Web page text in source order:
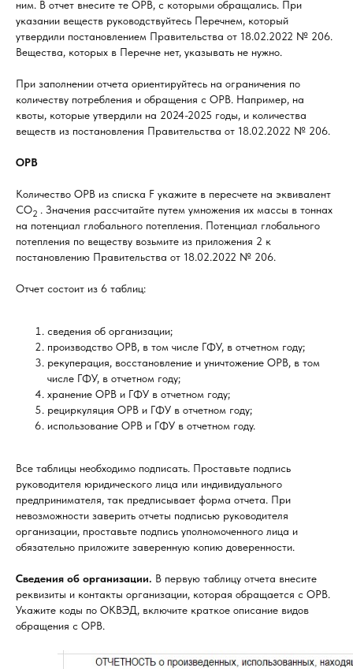
ним. В отчет внесите те ОРВ, с которыми обращались. При
указании веществ руководствуйтесь Перечнем, который
утвердили постановлением Правительства от 18.02.2022 № 206.
Вещества, которых в Перечне нет, указывать не нужно.
При заполнении отчета ориентируйтесь на ограничения по
количеству потребления и обращения с ОРВ. Например, на
квоты, которые утвердили на 2024-2025 годы, и количества
веществ из постановления Правительства от 18.02.2022 № 206.
ОРВ
Количество ОРВ из списка F укажите в пересчете на эквивалент
СО2 . Значения рассчитайте путем умножения их массы в тоннах
на потенциал глобального потепления. Потенциал глобального
потепления по веществу возьмите из приложения 2 к
постановлению Правительства от 18.02.2022 № 206.
Отчет состоит из 6 таблиц:
cведения об организации;
производство ОРВ, в том числе ГФУ, в отчетном году;
рекуперация, восстановление и уничтожение ОРВ, в том
числе ГФУ, в отчетном году;
хранение ОРВ и ГФУ в отчетном году;
рециркуляция ОРВ и ГФУ в отчетном году;
использование ОРВ и ГФУ в отчетном году.
Все таблицы необходимо подписать. Проставьте подпись
руководителя юридического лица или индивидуального
предпринимателя, так предписывает форма отчета. При
невозможности заверить отчеты подписью руководителя
организации, проставьте подпись уполномоченного лица и
обязательно приложите заверенную копию доверенности.
Сведения об организации. В первую таблицу отчета внесите
реквизиты и контакты организации, которая обращается с ОРВ.
Укажите коды по ОКВЭД, включите краткое описание видов
обращения с ОРВ.